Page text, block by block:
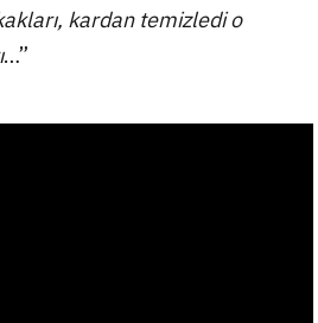
kardan temizledi o
…”